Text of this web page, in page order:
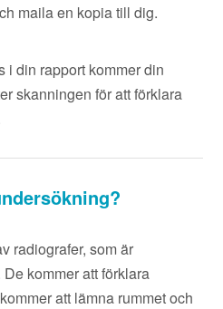
maila en kopia till dig.
i din rapport kommer din
skanningen för att förklara
radiografer, som är
kommer att förklara
att lämna rummet och